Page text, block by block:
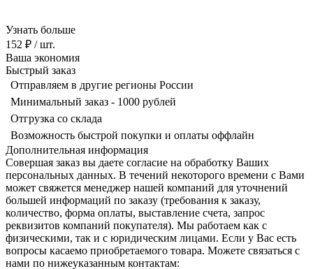
Узнать больше
152 ₽ / шт.
Ваша экономия
Быстрый заказ
Отправляем в другие регионы России
Минимальный заказ - 1000 рублей
Отгрузка со склада
Возможность быстрой покупки и оплаты оффлайн
Дополнительная информация
Совершая заказ вы даете согласие на обработку Ваших
персональных данных. В течений некоторого времени с Вами
может свяжется менеджер нашей компаний для уточнений
большей информаций по заказу (требования к заказу,
количество, форма оплаты, выставление счета, запрос
реквизитов компаний покупателя). Мы работаем как с
физическими, так и с юридическим лицами. Если у Вас есть
вопросы касаемо приобретаемого товара. Можете связаться с
нами по нижеуказанным контактам: